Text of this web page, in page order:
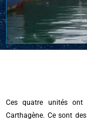
Ces quatre unités
Carthagène. Ce sont des